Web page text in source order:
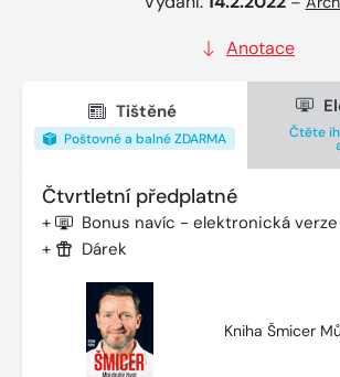
Anotace
Tištěné
Poštovné a balné ZDARMA Čtěte
Čtvrtletní předplatné
+ Bonus navíc - elektronická
+ Dárek
Kniha Šmicer